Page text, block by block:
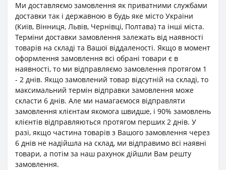
Ми доставляємо замовлення як приватними службами
доставки так і державною в будь яке місто України
(Київ, Вінниця, Львів, Чернівці, Полтава) та інші міста.
Терміни доставки замовлення залежать від наявності
товарів на складі та Вашої віддаленості. Якщо в момент
оформлення замовлення всі обрані товари є в
наявності, то ми відправляємо замовлення протягом 1
- 2 днів. Якщо замовлений товар відсутній на складі, то
максимальний термін відправки замовлення може
скласти 6 днів. Але ми намагаємося відправляти
замовлення клієнтам якомога швидше, і 90% замовлень
клієнтів відправляються протягом перших 2 днів. У
разі, якщо частина товарів з Вашого замовлення через
6 днів не надійшла на склад, ми відправимо всі наявні
товари, а потім за наш рахунок дійшли Вам решту
замовлення.